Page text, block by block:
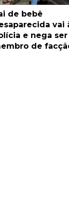
de bebê
vai
e nega ser
de